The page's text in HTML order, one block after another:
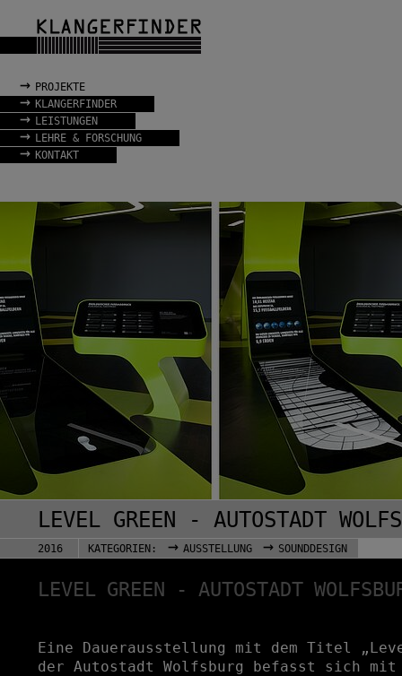
→ PROJEKTE
→ KLANGERFINDER
→ LEISTUNGEN
→ LEHRE & FORSCHUNG
→ KONTAKT
LEVEL GREEN - AUTOSTADT
2016 KATEGORIEN: → AUSSTELLUNG → SOUNDDESIGN
LEVEL GREEN - AUTOSTADT
Eine Dauerausstellung mit dem Titel
der Autostadt Wolfsburg befasst sich mit